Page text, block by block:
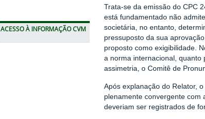
ACESSO À INFORMAÇÃO CVM
Trata-se da emissão do CPC
está fundamentado não
societária, no entanto,
pressuposto da sua
proposto como exigibilidade.
a norma internacional, quanto
assimetria, o Comitê de
Após explanação do Relator,
plenamente convergente com
deveriam ser registrados de